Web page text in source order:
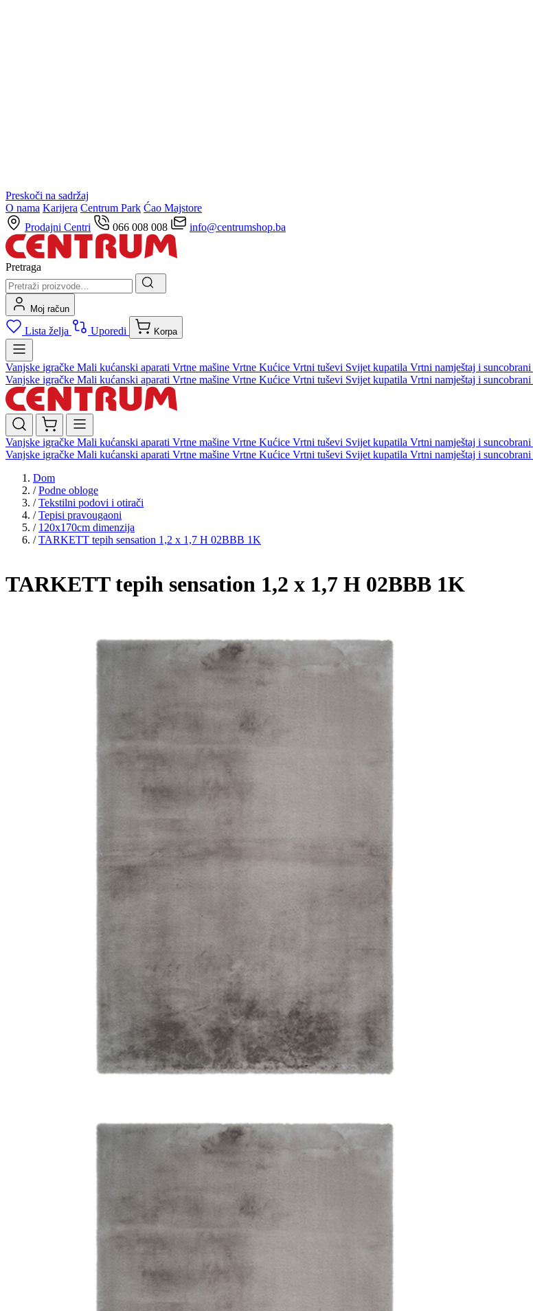
Preskoči na sadržaj
O nama Karijera Centrum Park Ćao Majstore
Prodajni Centri
066 008 008 info@centrumshop.ba
Pretraga
Moj račun
Lista želja Uporedi Korpa
Vanjske igračke Mali kućanski aparati Vrtne mašine Vrtne Kućice Vrtni tuševi Svijet kupatila Vrtni namještaj i suncobrani
Vanjske igračke Mali kućanski aparati Vrtne mašine Vrtne Kućice Vrtni tuševi Svijet kupatila Vrtni namještaj i suncobrani
Vanjske igračke Mali kućanski aparati Vrtne mašine Vrtne Kućice Vrtni tuševi Svijet kupatila Vrtni namještaj i suncobrani
Vanjske igračke Mali kućanski aparati Vrtne mašine Vrtne Kućice Vrtni tuševi Svijet kupatila Vrtni namještaj i suncobrani
Dom
/ Podne obloge
/ Tekstilni podovi i otirači
/ Tepisi pravougaoni
/ 120x170cm dimenzija
/ TARKETT tepih sensation 1,2 x 1,7 H 02BBB 1K
TARKETT tepih sensation 1,2 x 1,7 H 02BBB 1K